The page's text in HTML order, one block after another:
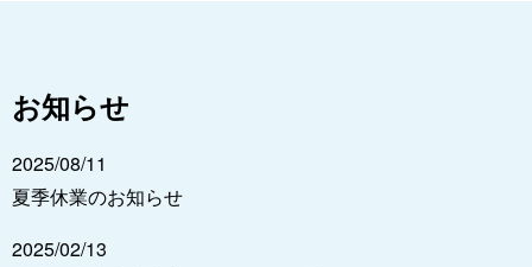
お知らせ
2025/08/11
夏季休業のお知らせ
2025/02/13